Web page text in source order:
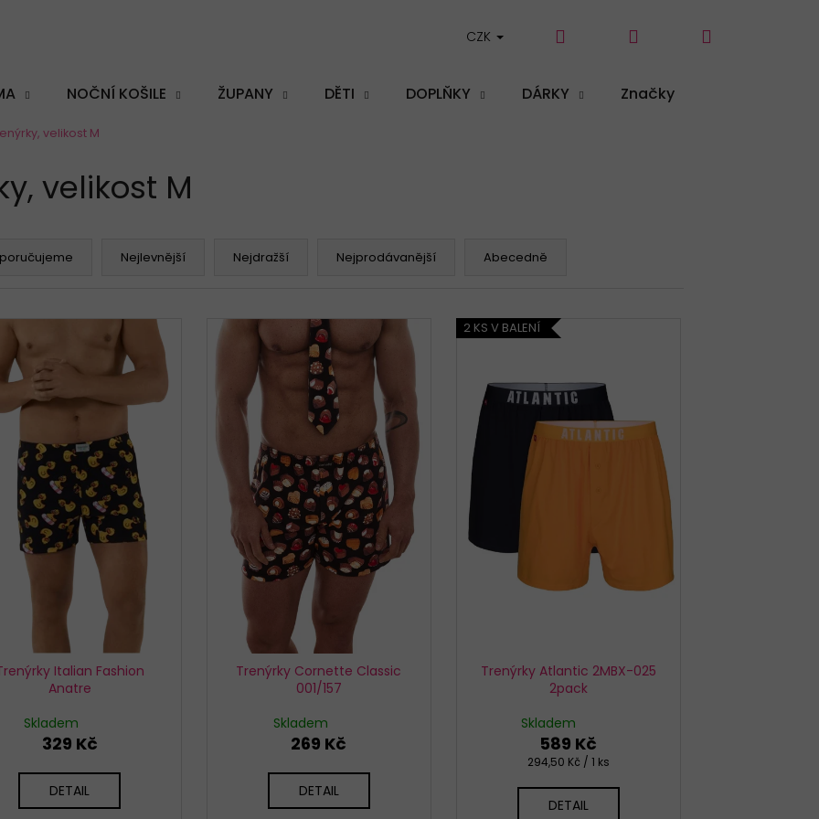
NOČNÍ KOŠILE ŽUPANY DĚTI DOPLŇKY DÁRKY Značky
CZK Přihlášení
velikost M
velikost M
Nejlevnější Nejdražší Nejprodávanější Abecedně
Italian Fashion
Anatre
Skladem
329 Kč
DETAIL
Trenýrky Cornette Classic
001/157
Skladem
269 Kč
DETAIL
2 KS V BALENÍ
Trenýrky Atlantic 2MBX-025
2pack
Skladem
589 Kč
Měrná
294,50 Kč / 1 ks
DETAIL
Co potřebujete najít?
HLEDAT
Doporučujeme
KALHOTKY BAVLNĚNÉ 3679 LOVELYGIRL
179 Kč
TRENÝRKY CORNETTE CLASSIC 001/197
319 Kč